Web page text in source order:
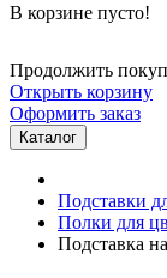
В корзине пусто!
Продолжить
Открыть корзину
Оформить заказ
Каталог
Подставки
Полки для
Подставка